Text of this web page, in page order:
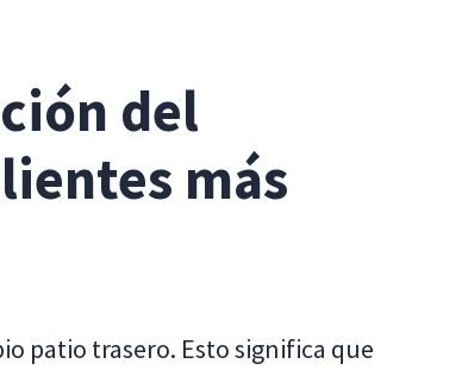
del
más
patio trasero. Esto significa que